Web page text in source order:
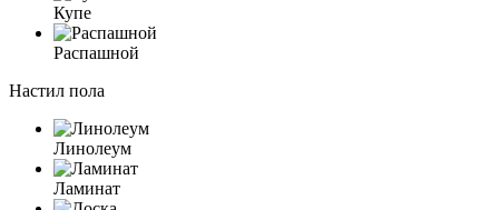
Купе
Распашной
Настил пола
Линолеум
Ламинат